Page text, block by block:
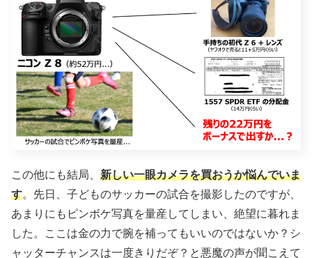
この他にも結局、 新しい一眼カメラを買おうか悩んでいま
す。先日、子どものサッカーの試合を撮影したのですが、
あまりにもピンボケ写真を量産してしまい、絶望に暮れま
した。ここは金の力で腕を補ってもいいのではないか？シ
ャッターチャンスは一度きりだぞ？と悪魔の声が聞こえて